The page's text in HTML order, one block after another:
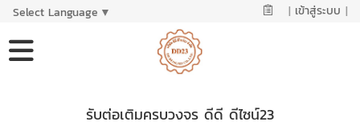
Select Language ▼ | เข้าสู่ระบบ |
รับต่อเติมครบวงจร ดีดี ดีไซน์23